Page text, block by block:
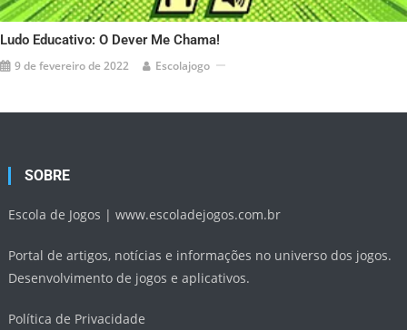
Ludo Educativo: O Dever Me Chama!
9 de fevereiro de 2022 Escolajogo
SOBRE
Escola de Jogos |www.escoladejogos.com.br
Portal de artigos, notícias e informações no universo dos jogos.
Desenvolvimento de jogos e aplicativos.
Política de Privacidade